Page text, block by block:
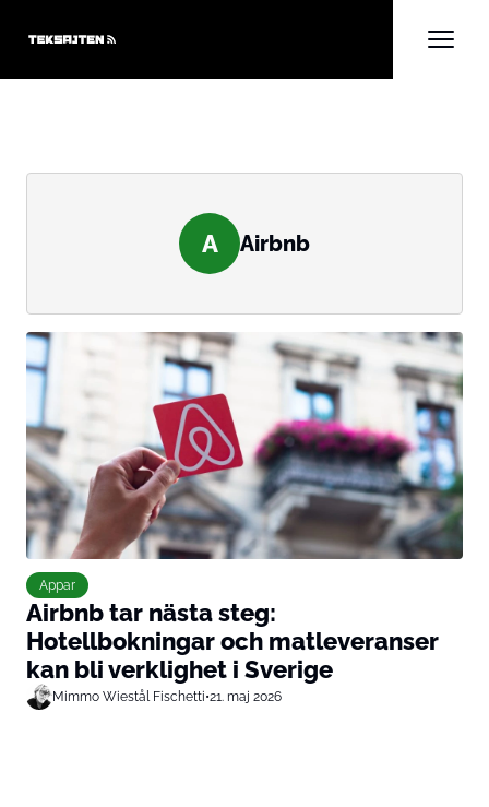
A Airbnb
Appar
Airbnb tar nästa steg:
Hotellbokningar och matleveranser
kan bli verklighet i Sverige
Mimmo Wiestål Fischetti•21. maj 2026